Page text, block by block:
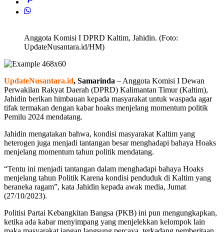
Anggota Komisi I DPRD Kaltim, Jahidin. (Foto:
UpdateNusantara.id/HM)
UpdateNusantara.id, Samarinda – Anggota Komisi I Dewan
Perwakilan Rakyat Daerah (DPRD) Kalimantan Timur (Kaltim),
Jahidin berikan himbauan kepada masyarakat untuk waspada agar
tifak termakan dengan kabar hoaks menjelang momentum politik
Pemilu 2024 mendatang.
Jahidin mengatakan bahwa, kondisi masyarakat Kaltim yang
heterogen juga menjadi tantangan besar menghadapi bahaya Hoaks
menjelang momentum tahun politik mendatang.
“Tentu ini menjadi tantangan dalam menghadapi bahaya Hoaks
menjelang tahun Politik Karena kondisi penduduk di Kaltim yang
beraneka ragam”, kata Jahidin kepada awak media, Jumat
(27/10/2023).
Politisi Partai Kebangkitan Bangsa (PKB) ini pun mengungkapkan,
ketika ada kabar menyimpang yang menjelekkan kelompok lain